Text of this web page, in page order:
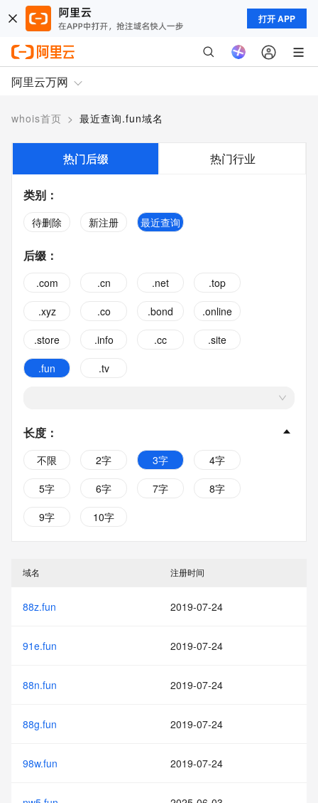
打开 APP
阿里云万网
whois首页 > 最近查询.fun域名
热门后缀 热门行业
类别 ：
待删除 新注册 最近查询
后缀 ：
.com .cn .net
.top
.xyz
.co .bond
.online
.store
.info .cc
.site
.fun
.tv
长度 ：
不限 2字 3字
4字
5字
6字 7字
8字
9字
10字
域名 注册时间
88z.fun 2019-07-24
91e.fun 2019-07-24
88n.fun 2019-07-24
88g.fun 2019-07-24
98w.fun 2019-07-24